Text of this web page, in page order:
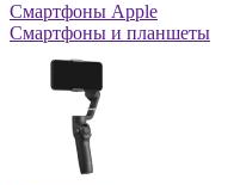
Смартфоны Apple
Смартфоны и планшеты